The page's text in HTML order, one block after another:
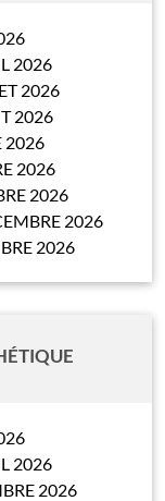
2026
2026
2026
2026
2026
2026
2026
2026
2026
2026